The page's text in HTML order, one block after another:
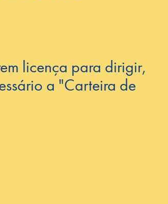
licença para dirigir,
a "Carteira de